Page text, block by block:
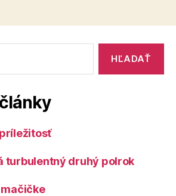
turbulentný druhý polrok